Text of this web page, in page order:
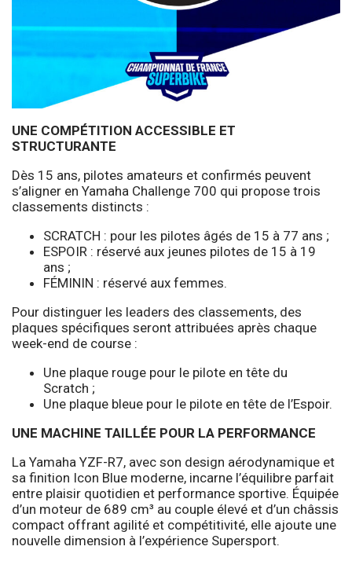
UNE COMPÉTITION ACCESSIBLE ET
STRUCTURANTE
Dès 15 ans, pilotes amateurs et confirmés peuvent
s’aligner en Yamaha Challenge 700 qui propose trois
classements distincts :
SCRATCH : pour les pilotes âgés de 15 à 77 ans ;
ESPOIR : réservé aux jeunes pilotes de 15 à 19
ans ;
FÉMININ : réservé aux femmes.
Pour distinguer les leaders des classements, des
plaques spécifiques seront attribuées après chaque
week-end de course :
Une plaque rouge pour le pilote en tête du
Scratch ;
Une plaque bleue pour le pilote en tête de l’Espoir.
UNE MACHINE TAILLÉE POUR LA PERFORMANCE
La Yamaha YZF-R7, avec son design aérodynamique et
sa finition Icon Blue moderne, incarne l’équilibre parfait
entre plaisir quotidien et performance sportive. Équipée
d’un moteur de 689 cm³ au couple élevé et d’un châssis
compact offrant agilité et compétitivité, elle ajoute une
nouvelle dimension à l’expérience Supersport.